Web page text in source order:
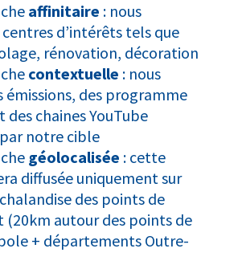
affinitaire : nous
d’intérêts tels que
rénovation, décoration
contextuelle : nous
émissions, des programme
des chaines YouTube
notre cible
géolocalisée : cette
diffusée uniquement sur
des points de
(20km autour des points de
+ départements Outre-